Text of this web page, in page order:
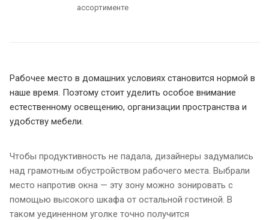
ассортименте
Рабочее место в домашних условиях становится нормой в
наше время. Поэтому стоит уделить особое внимание
естественному освещению, организации пространства и
удобству мебели.
Чтобы продуктивность не падала, дизайнеры задумались
над грамотным обустройством рабочего места. Выбрали
место напротив окна — эту зону можно зонировать с
помощью высокого шкафа от остальной гостиной. В
таком уединенном уголке точно получится